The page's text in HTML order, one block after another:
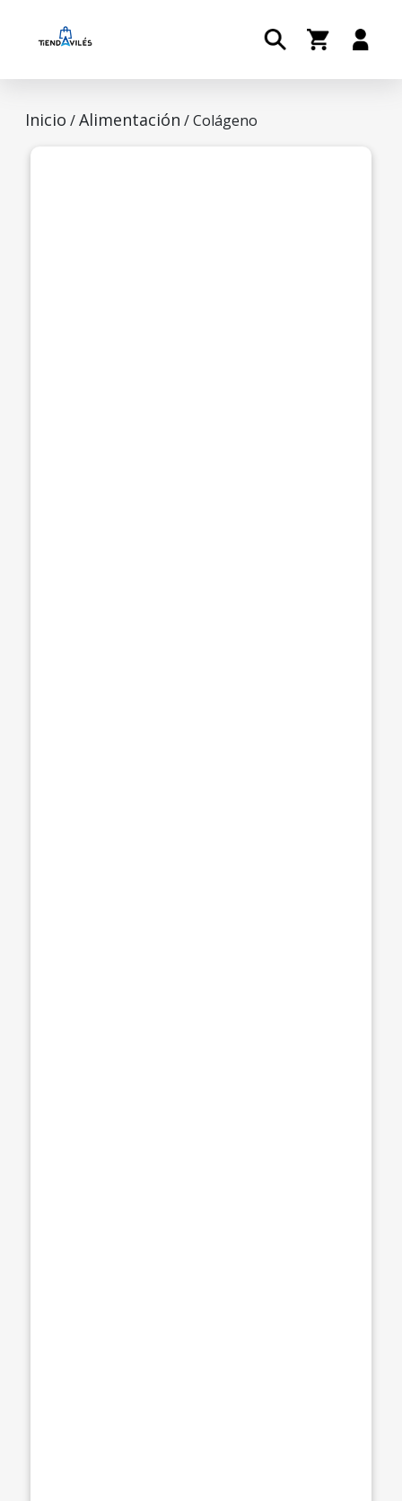
Inicio /Alimentación / Colágeno